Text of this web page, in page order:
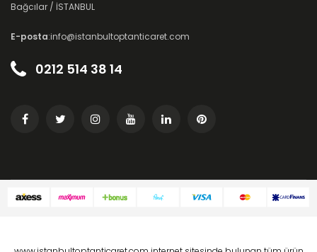
Bağcılar / İSTANBUL
E-posta:info@istanbultoptanticaret.com
0212 514 38 14